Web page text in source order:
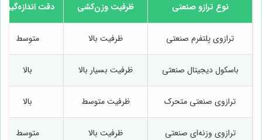
نوع ترازو صنعتی ظرفیت وزن‌کشی دقت اندازه‌گیری
ترازوی پلتفرم صنعتی ظرفیت بالا متوسط
باسکول دیجیتال صنعتی ظرفیت بسیار بالا بالا
ترازوی صنعتی متحرک ظرفیت متوسط بالا
ترازوی وزنه‌ای صنعتی ظرفیت بالا متوسط